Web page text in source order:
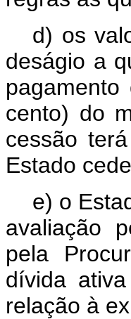
d) os
deságio a
cento) do
cessão
Estado
e) o
avaliação
pela
dívida
relação à